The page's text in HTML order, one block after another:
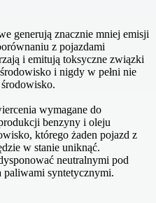
generują znacznie mniej emisji
z pojazdami
i emitują toksyczne związki
i nigdy w pełni nie
wymagane do
benzyny i oleju
którego żaden pojazd z
w stanie uniknąć.
neutralnymi pod
syntetycznymi.